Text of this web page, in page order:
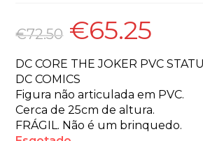
€72.50
O
preço
original
€72.50.
€65.25
€65.25.
DC CORE THE JOKER PVC
DC COMICS
Figura não articulada em PVC.
Cerca de 25cm de altura.
FRÁGIL. Não é um brinquedo.